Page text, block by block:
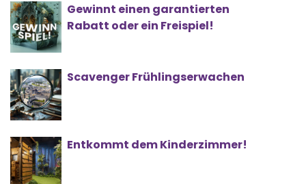
Gewinnt einen garantierten
Rabatt oder ein Freispiel!
Scavenger Frühlingserwachen
Entkommt dem Kinderzimmer!